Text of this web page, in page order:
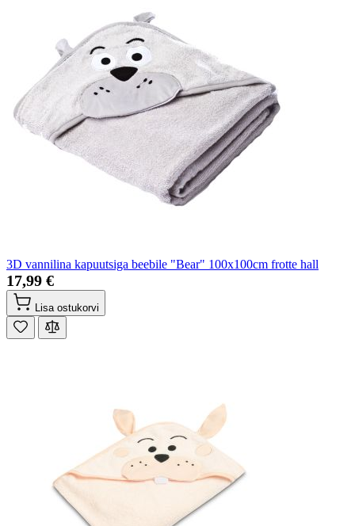
3D vannilina kapuutsiga beebile "Bear" 100x100cm frotte hall
17,99 €
Lisa ostukorvi